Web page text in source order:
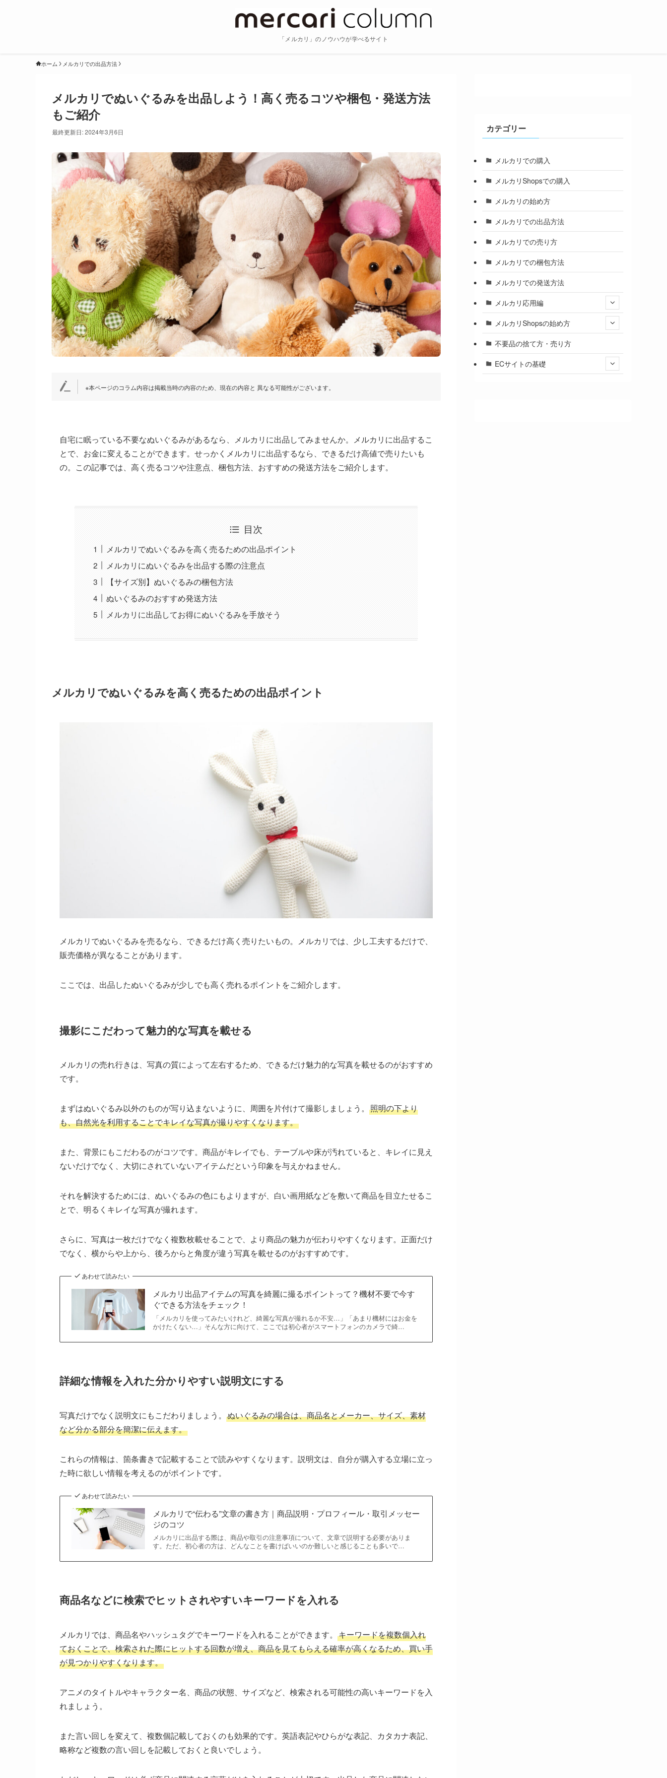
「メルカリ」のノウハウが学べるサイト
ホーム メルカリでの出品方法
メルカリでぬいぐるみを出品しよう！高く売るコツや梱包・発送方法
もご紹介
最終更新日: 2024年3月6日
※本ページのコラム内容は掲載当時の内容のため、現在の内容と 異なる可能性がございます。
自宅に眠っている不要なぬいぐるみがあるなら、メルカリに出品してみませんか。メルカリに出品するこ
とで、お金に変えることができます。せっかくメルカリに出品するなら、できるだけ高値で売りたいも
の。この記事では、高く売るコツや注意点、梱包方法、おすすめの発送方法をご紹介します。
目次
メルカリでぬいぐるみを高く売るための出品ポイント
メルカリにぬいぐるみを出品する際の注意点
【サイズ別】ぬいぐるみの梱包方法
ぬいぐるみのおすすめ発送方法
メルカリに出品してお得にぬいぐるみを手放そう
メルカリでぬいぐるみを高く売るための出品ポイント
メルカリでぬいぐるみを売るなら、できるだけ高く売りたいもの。メルカリでは、少し工夫するだけで、
販売価格が異なることがあります。
ここでは、出品したぬいぐるみが少しでも高く売れるポイントをご紹介します。
撮影にこだわって魅力的な写真を載せる
メルカリの売れ行きは、写真の質によって左右するため、できるだけ魅力的な写真を載せるのがおすすめ
です。
まずはぬいぐるみ以外のものが写り込まないように、周囲を片付けて撮影しましょう。 照明の下より
も、自然光を利用することでキレイな写真が撮りやすくなります。
また、背景にもこだわるのがコツです。商品がキレイでも、テーブルや床が汚れていると、キレイに見え
ないだけでなく、大切にされていないアイテムだという印象を与えかねません。
それを解決するためには、ぬいぐるみの色にもよりますが、白い画用紙などを敷いて商品を目立たせるこ
とで、明るくキレイな写真が撮れます。
さらに、写真は一枚だけでなく複数枚載せることで、より商品の魅力が伝わりやすくなります。正面だけ
でなく、横からや上から、後ろからと角度が違う写真を載せるのがおすすめです。
あわせて読みたい
メルカリ出品アイテムの写真を綺麗に撮るポイントって？機材不要で今す
ぐできる方法をチェック！
「メルカリを使ってみたいけれど、綺麗な写真が撮れるか不安…」「あまり機材にはお金を
かけたくない…」そんな方に向けて、ここでは初心者がスマートフォンのカメラで綺…
詳細な情報を入れた分かりやすい説明文にする
写真だけでなく説明文にもこだわりましょう。 ぬいぐるみの場合は、商品名とメーカー、サイズ、素材
など分かる部分を簡潔に伝えます。
これらの情報は、箇条書きで記載することで読みやすくなります。説明文は、自分が購入する立場に立っ
た時に欲しい情報を考えるのがポイントです。
あわせて読みたい
メルカリで“伝わる”文章の書き方｜商品説明・プロフィール・取引メッセー
ジのコツ
メルカリに出品する際は、商品や取引の注意事項について、文章で説明する必要がありま
す。ただ、初心者の方は、どんなことを書けばいいのか難しいと感じることも多いで…
商品名などに検索でヒットされやすいキーワードを入れる
メルカリでは、商品名やハッシュタグでキーワードを入れることができます。 キーワードを複数個入れ
ておくことで、検索された際にヒットする回数が増え、商品を見てもらえる確率が高くなるため、買い手
が見つかりやすくなります。
アニメのタイトルやキャラクター名、商品の状態、サイズなど、検索される可能性の高いキーワードを入
れましょう。
また言い回しを変えて、複数個記載しておくのも効果的です。英語表記やひらがな表記、カタカナ表記、
略称など複数の言い回しを記載しておくと良いでしょう。
カテゴリー
メルカリでの購入
メルカリShopsでの購入
メルカリの始め方
メルカリでの出品方法
メルカリでの売り方
メルカリでの梱包方法
メルカリでの発送方法
メルカリ応用編
メルカリShopsの始め方
不要品の捨て方・売り方
ECサイトの基礎